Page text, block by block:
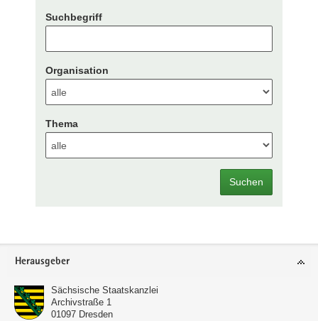
Suchbegriff
Organisation
Thema
Suchen
Footer-
Herausgeber
Sächsische Staatskanzlei
Archivstraße 1
01097 Dresden